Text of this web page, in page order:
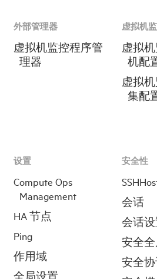
外部管理器
虚拟机监控程序管
理器
虚拟机
虚拟
机配
虚拟
集配
设置
Compute Ops
Management
HA 节点
Ping
作用域
全局设置
安全性
会话
会话
安全
安全